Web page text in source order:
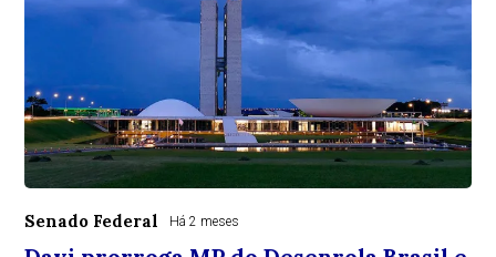
Senado Federal Há 2 meses